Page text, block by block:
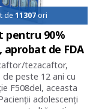
de11307ori
pentru 90%
de FDA
tezacaftor,
peste 12 ani cu
F508del, aceasta
adolescenți